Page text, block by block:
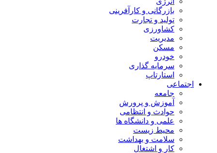
بازرگانی و کارآفرینی
تولید و تجارت
کشاورزی
مدیریت
مسکن
خودرو
سرمایه گذاری
استارتاپ
اجتماعی
جامعه
آموزش و پرورش
حوادث و انتظامی
علمی و دانشگاه ها
محیط زیست
سلامت و بهداشت
کار و اشتغال